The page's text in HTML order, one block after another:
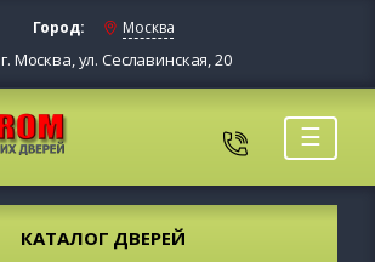
Город: Москва
г. Москва, ул. Сеславинская, 20
☰
КАТАЛОГ ДВЕРЕЙ